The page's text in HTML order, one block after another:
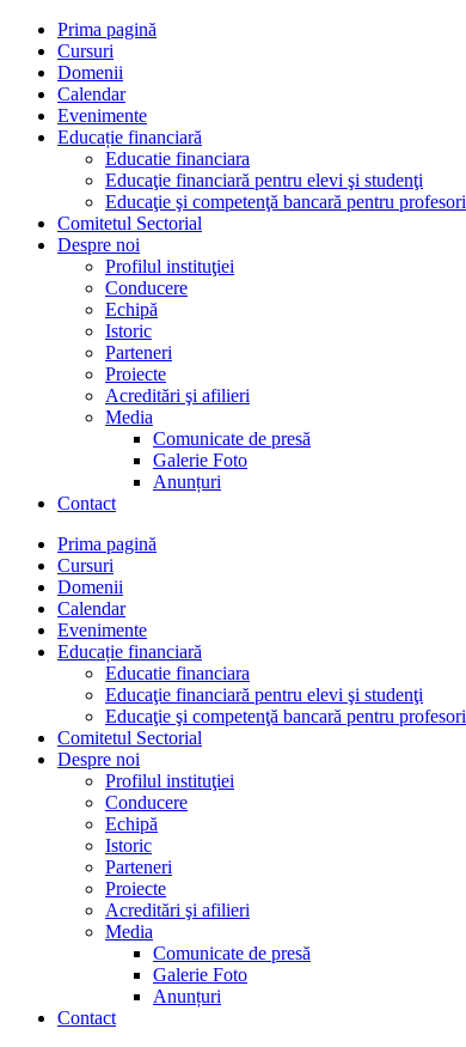
Prima pagină
Cursuri
Domenii
Calendar
Evenimente
Educație financiară
Educatie financiara
Educaţie financiară pentru elevi şi studenţi
Educaţie şi competenţă bancară pentru profesori
Comitetul Sectorial
Despre noi
Profilul instituţiei
Conducere
Echipă
Istoric
Parteneri
Proiecte
Acreditări şi afilieri
Media
Comunicate de presă
Galerie Foto
Anunțuri
Contact
Prima pagină
Cursuri
Domenii
Calendar
Evenimente
Educație financiară
Educatie financiara
Educaţie financiară pentru elevi şi studenţi
Educaţie şi competenţă bancară pentru profesori
Comitetul Sectorial
Despre noi
Profilul instituţiei
Conducere
Echipă
Istoric
Parteneri
Proiecte
Acreditări şi afilieri
Media
Comunicate de presă
Galerie Foto
Anunțuri
Contact